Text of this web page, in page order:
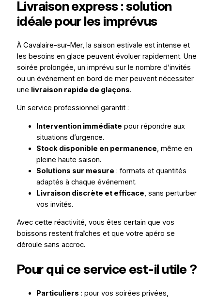
Livraison express : solution
idéale pour les imprévus
À Cavalaire-sur-Mer, la saison estivale est intense et
les besoins en glace peuvent évoluer rapidement. Une
soirée prolongée, un imprévu sur le nombre d’invités
ou un événement en bord de mer peuvent nécessiter
une livraison rapide de glaçons.
Un service professionnel garantit :
Intervention immédiate pour répondre aux
situations d’urgence.
Stock disponible en permanence, même en
pleine haute saison.
Solutions sur mesure : formats et quantités
adaptés à chaque événement.
Livraison discrète et efficace, sans perturber
vos invités.
Avec cette réactivité, vous êtes certain que vos
boissons restent fraîches et que votre apéro se
déroule sans accroc.
Pour qui ce service est-il utile ?
Particuliers : pour vos soirées privées,